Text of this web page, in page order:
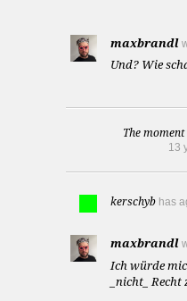
maxbrandl
Und? Wie
The
13
kerschyb has
maxbrandl
Ich würde
_nicht_